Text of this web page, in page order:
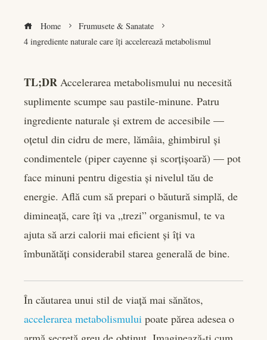
Home
Frumusete & Sanatate
4 ingrediente naturale care îți accelerează metabolismul
TL;DR Accelerarea metabolismului nu necesită
suplimente scumpe sau pastile-minune. Patru
ingrediente naturale și extrem de accesibile —
oțetul din cidru de mere, lămâia, ghimbirul și
condimentele (piper cayenne și scorțișoară) — pot
face minuni pentru digestia și nivelul tău de
energie. Află cum să prepari o băutură simplă, de
dimineață, care îți va „trezi” organismul, te va
ajuta să arzi calorii mai eficient și îți va
îmbunătăți considerabil starea generală de bine.
În căutarea unui stil de viață mai sănătos,
accelerarea metabolismului poate părea adesea o